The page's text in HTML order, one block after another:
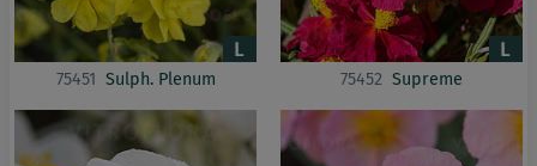
75451 Sulph. Plenum 75452 Supreme